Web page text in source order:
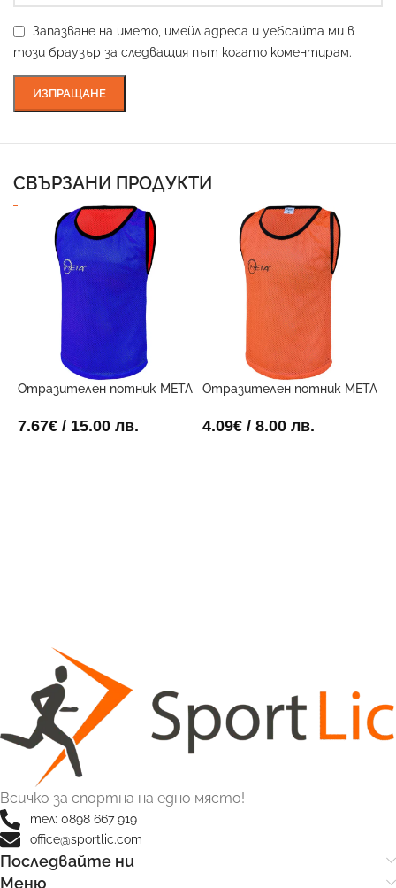
Запазване на името, имейл адреса и уебсайта ми в
този браузър за следващия път когато коментирам.
СВЪРЗАНИ ПРОДУКТИ
Отразителен потник META
7.67€ / 15.00 лв.
Отразителен потник META
4.09€/ 8.00 лв.
Всичко за спортна на едно място!
тел: 0898 667 919
office@sportlic.com
Последвайте ни
Меню